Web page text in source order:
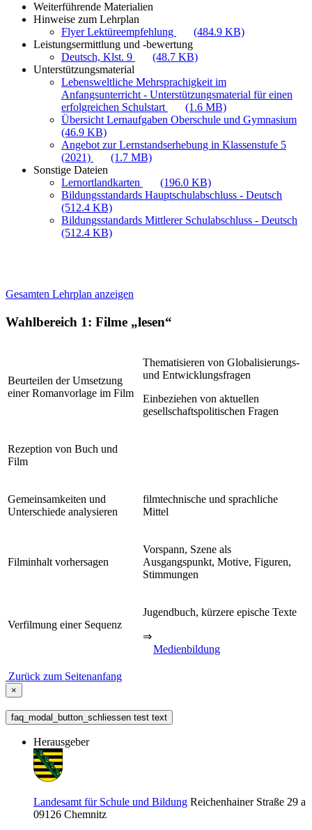
Weiterführende Materialien
Hinweise zum Lehrplan
Flyer Lektüreempfehlung
(484.9 KB)
Leistungsermittlung und -bewertung
Deutsch, Klst. 9
(48.7 KB)
Unterstützungsmaterial
Lebensweltliche Mehrsprachigkeit im
Anfangsunterricht - Unterstützungsmaterial für einen
erfolgreichen Schulstart
(1.6 MB)
Übersicht Lernaufgaben Oberschule und Gymnasium
(46.9 KB)
Angebot zur Lernstandserhebung in Klassenstufe 5
(2021)
(1.7 MB)
Sonstige Dateien
Lernortlandkarten
(196.0 KB)
Bildungsstandards Hauptschulabschluss - Deutsch
(512.4 KB)
Bildungsstandards Mittlerer Schulabschluss - Deutsch
(512.4 KB)
Gesamten Lehrplan anzeigen
Wahlbereich 1: Filme „lesen“
Beurteilen der Umsetzung
einer Romanvorlage im Film
Thematisieren von Globalisierungs-
und Entwicklungsfragen
Einbeziehen von aktuellen
gesellschaftspolitischen Fragen
Rezeption von Buch und
Film
Gemeinsamkeiten und
Unterschiede analysieren
filmtechnische und sprachliche
Mittel
Filminhalt vorhersagen
Vorspann, Szene als
Ausgangspunkt, Motive, Figuren,
Stimmungen
Verfilmung einer Sequenz
Jugendbuch, kürzere epische Texte
⇒
Medienbildung
Zurück zum Seitenanfang
×
faq_modal_button_schliessen test text
Herausgeber
Landesamt für Schule und Bildung Reichenhainer Straße 29 a
09126 Chemnitz